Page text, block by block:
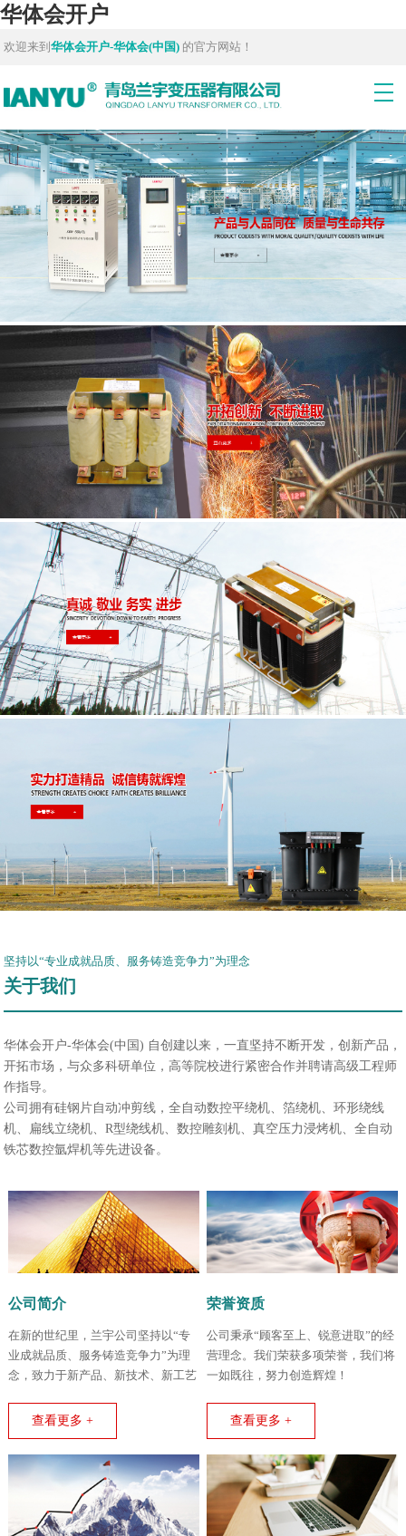
华体会开户
欢迎来到华体会开户-华体会(中国) 的官方网站！
坚持以“专业成就品质、服务铸造竞争力”为理念
关于我们
华体会开户-华体会(中国) 自创建以来，一直坚持不断开发，创新产品，
开拓市场，与众多科研单位，高等院校进行紧密合作并聘请高级工程师
作指导。
公司拥有硅钢片自动冲剪线，全自动数控平绕机、箔绕机、环形绕线
机、扁线立绕机、R型绕线机、数控雕刻机、真空压力浸烤机、全自动
铁芯数控氩焊机等先进设备。
公司简介
在新的世纪里，兰宇公司坚持以“专
业成就品质、服务铸造竞争力”为理
念，致力于新产品、新技术、新工艺
查看更多 +
荣誉资质
公司秉承“顾客至上、锐意进取”的经
营理念。我们荣获多项荣誉，我们将
一如既往，努力创造辉煌！
查看更多 +